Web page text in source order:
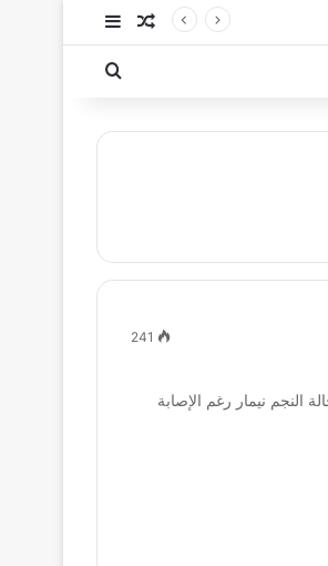
مقال عشوائي
إضافة عمود
بحث عن
241
النجم نيمار رغم الإصابة